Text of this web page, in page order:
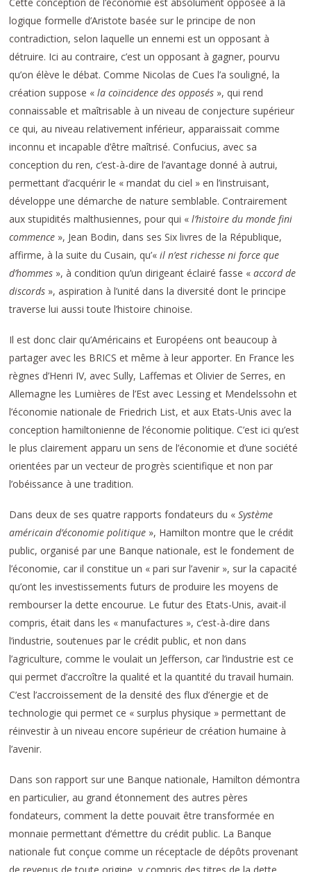
logique formelle d’Aristote basée sur le principe de non
contradiction, selon laquelle un ennemi est un opposant à
détruire. Ici au contraire, c’est un opposant à gagner, pourvu
qu’on élève le débat. Comme Nicolas de Cues l’a souligné, la
création suppose «la coïncidence des opposés », qui rend
connaissable et maîtrisable à un niveau de conjecture supérieur
ce qui, au niveau relativement inférieur, apparaissait comme
inconnu et incapable d’être maîtrisé. Confucius, avec sa
conception du ren, c’est-à-dire de l’avantage donné à autrui,
permettant d’acquérir le « mandat du ciel » en l’instruisant,
développe une démarche de nature semblable. Contrairement
aux stupidités malthusiennes, pour qui «l’histoire du monde fini
commence », Jean Bodin, dans ses Six livres de la République,
affirme, à la suite du Cusain, qu’«il n’est richesse ni force que
d’hommes », à condition qu’un dirigeant éclairé fasse «accord de
discords », aspiration à l’unité dans la diversité dont le principe
traverse lui aussi toute l’histoire chinoise.
Il est donc clair qu’Américains et Européens ont beaucoup à
partager avec les BRICS et même à leur apporter. En France les
règnes d’Henri IV, avec Sully, Laffemas et Olivier de Serres, en
Allemagne les Lumières de l’Est avec Lessing et Mendelssohn et
l’économie nationale de Friedrich List, et aux Etats-Unis avec la
conception hamiltonienne de l’économie politique. C’est ici qu’est
le plus clairement apparu un sens de l’économie et d’une société
orientées par un vecteur de progrès scientifique et non par
l’obéissance à une tradition.
Dans deux de ses quatre rapports fondateurs du «Système
américain d’économie politique », Hamilton montre que le crédit
public, organisé par une Banque nationale, est le fondement de
l’économie, car il constitue un « pari sur l’avenir », sur la capacité
qu’ont les investissements futurs de produire les moyens de
rembourser la dette encourue. Le futur des Etats-Unis, avait-il
compris, était dans les « manufactures », c’est-à-dire dans
l’industrie, soutenues par le crédit public, et non dans
l’agriculture, comme le voulait un Jefferson, car l’industrie est ce
qui permet d’accroître la qualité et la quantité du travail humain.
C’est l’accroissement de la densité des flux d’énergie et de
technologie qui permet ce « surplus physique » permettant de
réinvestir à un niveau encore supérieur de création humaine à
l’avenir.
Dans son rapport sur une Banque nationale, Hamilton démontra
en particulier, au grand étonnement des autres pères
fondateurs, comment la dette pouvait être transformée en
monnaie permettant d’émettre du crédit public. La Banque
nationale fut conçue comme un réceptacle de dépôts provenant
de revenus de toute origine, y compris des titres de la dette